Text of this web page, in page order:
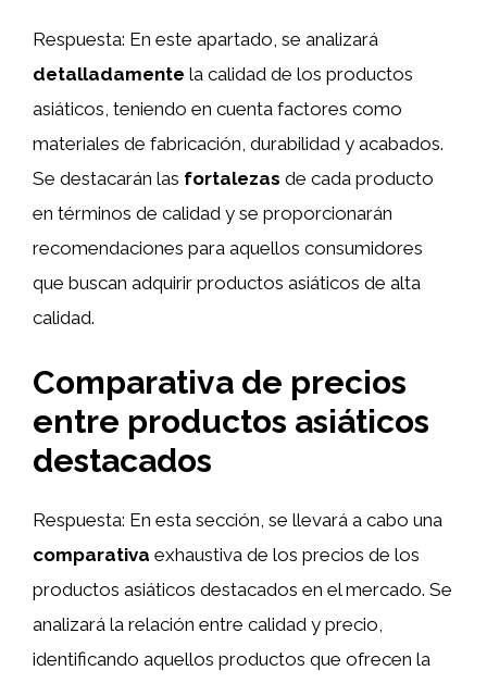
Respuesta: En este apartado, se analizará
detalladamente la calidad de los productos
asiáticos, teniendo en cuenta factores como
materiales de fabricación, durabilidad y acabados.
Se destacarán las fortalezas de cada producto
en términos de calidad y se proporcionarán
recomendaciones para aquellos consumidores
que buscan adquirir productos asiáticos de alta
calidad.
Comparativa de precios
entre productos asiáticos
destacados
Respuesta: En esta sección, se llevará a cabo una
comparativa exhaustiva de los precios de los
productos asiáticos destacados en el mercado. Se
analizará la relación entre calidad y precio,
identificando aquellos productos que ofrecen la